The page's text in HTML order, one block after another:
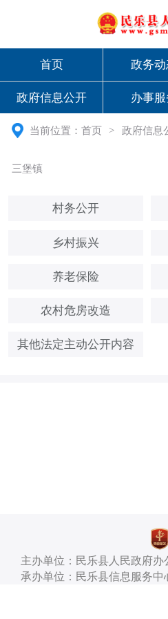
首页 政务
政府信息公开 办事服
当前位置：首页 > 政府信息
三堡镇
村务公开
乡村振兴
养老保险
农村危房改造
其他法定主动公开内容
主办单位：民乐县人民政府办
承办单位：民乐县信息服务中